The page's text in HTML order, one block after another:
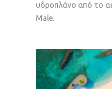
υδροπλάνο από το
Male.